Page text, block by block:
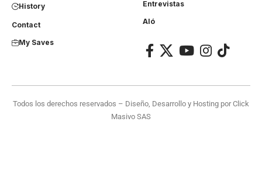
History
Contact
My Saves
Entrevistas
Aló
Todos los derechos reservados – Diseño, Desarrollo y Hosting porClick
Masivo SAS